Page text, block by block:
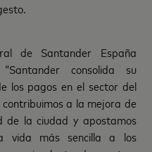
de Santander España
consolida su
los pagos en el sector del
a la mejora de
de la ciudad y apostamos
vida más sencilla a los